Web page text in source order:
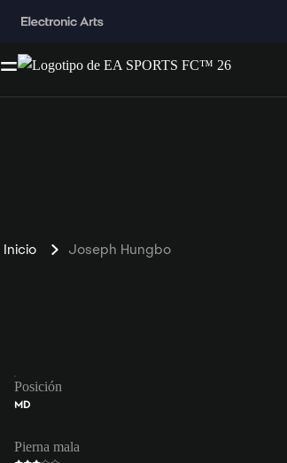
Inicio Joseph Hungbo
Posición
MD
Pierna mala